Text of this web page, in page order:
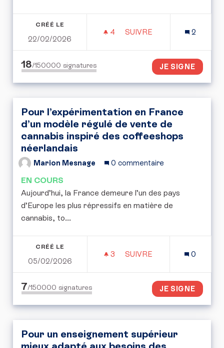
CRÉÉ LE
22/02/2026
4 4 ABONNÉS
SUIVRE
2
18/150000 signatures JE SIGNE
Pour l’expérimentation en France
d’un modèle régulé de vente de
cannabis inspiré des coffeeshops
néerlandais
Marion Mesnage 0 commentaire
EN COURS
Aujourd’hui, la France demeure l’un des pays
d’Europe les plus répressifs en matière de
cannabis, to...
CRÉÉ LE
05/02/2026
3 3 ABONNÉS
SUIVRE
0
7/150000 signatures JE SIGNE
Pour un enseignement supérieur